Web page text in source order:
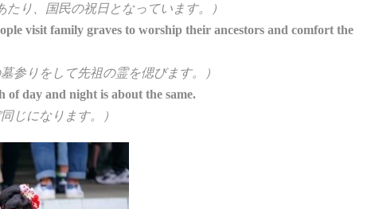
たり、国民の祝日となっています。）
visit family graves to worship their ancestors and comfort the
参りをして先祖の霊を偲びます。）
day and night is about the same.
じになります。）